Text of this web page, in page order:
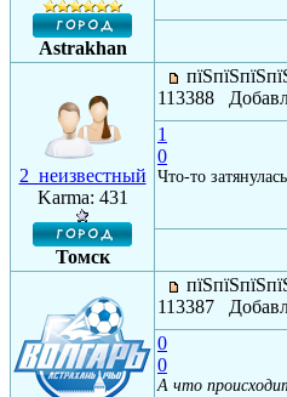
Astrakhan
2_неизвестный
Karma: 431
Томск
113388
1
0
Что-то
113387
0
0
А что